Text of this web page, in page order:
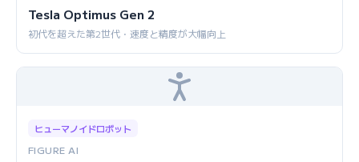
Tesla Optimus Gen 2
初代を超えた第2世代・速度と精度が大幅向上
ヒューマノイドロボット
FIGURE AI